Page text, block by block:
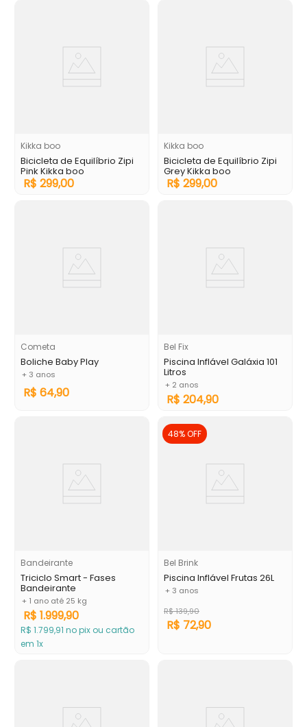
Kikka boo
Bicicleta de Equilíbrio Zipi
Pink Kikka boo
R$ 299,00
Kikka boo
Bicicleta de Equilíbrio Zipi
Grey Kikka boo
R$ 299,00
Cometa
Boliche Baby Play
+ 3 anos
R$ 64,90
Bel Fix
Piscina Inflável Galáxia 101
Litros
+ 2 anos
R$ 204,90
Bandeirante
Triciclo Smart - Fases
Bandeirante
+ 1 ano até 25 kg
R$ 1.999,90
R$ 1.799,91 no pix ou cartão
em 1x
48%OFF
Bel Brink
Piscina Inflável Frutas 26L
+ 3 anos
R$139,90
R$ 72,90